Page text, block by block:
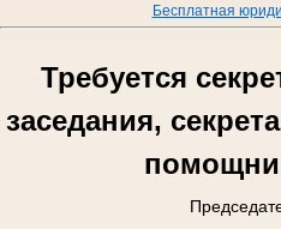
Бесплатная
Требуется
заседания,